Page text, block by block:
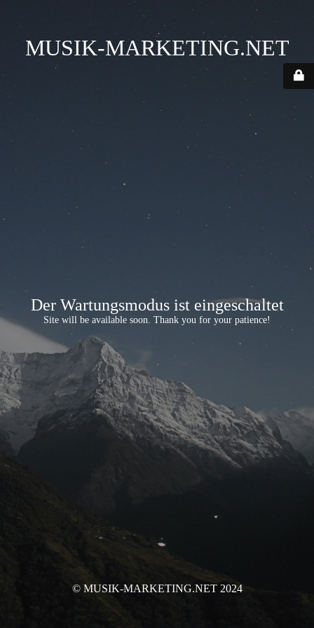
MUSIK-MARKETING.NET
Der Wartungsmodus ist eingeschaltet
Site will be available soon. Thank you for your patience!
© MUSIK-MARKETING.NET 2024